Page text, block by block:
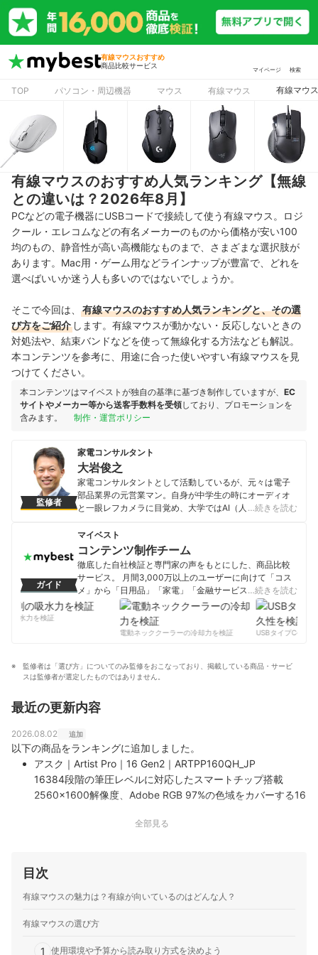
有線マウスおすすめ
商品比較サービス
マイページ 検索
TOP パソコン・周辺機器 マウス 有線マウス 有線マウ
有線マウスのおすすめ人気ランキング【無線
との違いは？2026年8月】
PCなどの電子機器にUSBコードで接続して使う有線マウス。
ロジ
クール・エレコムなどの有名メーカーのものから価格が安い100
均のもの、 静音性が高い高機能なものまで、さまざまな選択肢が
あります。 Mac用・ゲーム用などラインナップが豊富で、どれを
選べばいいか迷う人も多いのではないでしょうか。
そこで今回は、
有線マウスのおすすめ人気ランキングと、その選
び方をご紹介 します。有線マウスが動かない・反応しないときの
対処法や、結束バンドなどを使って無線化する方法なども解説。
本コンテンツを参考に、用途に合った使いやすい有線マウスを見
つけてください。
本コンテンツはマイベストが独自の基準に基づき制作していますが、 EC
サイトやメーカー等から送客手数料を受領しており、プロモーションを
含みます。
制作・運営ポリシー
監修者
家電コンサルタント
大岩俊之
家電コンサルタントとして活動しているが、元々は電子
部品業界の元営業マン。自身が中学生の時にオーディオ
と一眼レフカメラに目覚め、大学ではAI（人工知能）を
の方に魅力を感じ営業職へ。その後、電子部品メーカ
ー・半導体商社・パソコンメーカーなどで、家電メーカ
ー・家電量販店など向けの法人営業を経験。いずれの会
社でも、前年比150％以上の営業数字を達成、営業職200
人中１位の売上実績も持つ。その後、セミナー講師とし
て活動する傍ら、家電製品の裏事情を知る家電コンサル
タントとして活動し、テレビ番組にも「家電の達人」と
して毎年出演。家電メーカーに営業していたため、コネ
クタ・スイッチ・半導体などに精通しており、家電の内
資格試験の講師も務める。
大岩俊之のプロフィール
…続きを読む
ガイド
マイベスト
コンテンツ制作チーム
徹底した自社検証と専門家の声をもとにした、商品比較
サービス。 月間3,000万以上のユーザーに向けて「コス
メ」から「日用品」「家電」「金融サービス」まで、ベ
ストな商品を選んでもらうために、毎日コンテンツを制
コンテンツ制作チームのプロフィール
…続きを読む
吸水力を検証
電動ネッククーラーの冷却力を検証
USBタイプCケーブ
監修者は「選び方」についてのみ監修をおこなっており、掲載している商品・サービ
スは監修者が選定したものではありません。
最近の更新内容
2026.08.02 追加
以下の商品をランキングに追加しました。
アスク｜Artist Pro｜16 Gen2｜ARTPP160QH_JP
16384段階の筆圧レベルに対応したスマートチップ搭載
2560x1600解像度、Adobe RGB 97%の色域をカバーする16
式スタンド、ペンケースの同梱
全部見る
目次
有線マウスの魅力は？有線が向いているのはどんな人？
有線マウスの選び方
1 使用環境や予算から読み取り方式を決めよう